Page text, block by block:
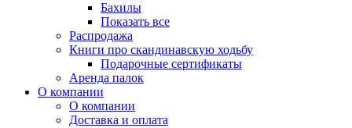
Бахилы
Показать все
Распродажа
Книги про скандинавскую ходьбу
Подарочные сертификаты
Аренда палок
О компании
О компании
Доставка и оплата